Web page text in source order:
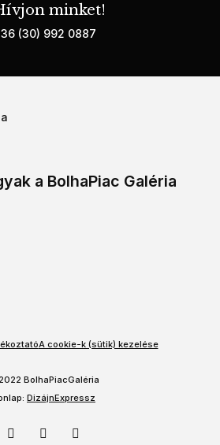
minket!
(30) 992 0887
a BolhaPiac Galéria
A cookie-k (sütik) kezelése
BolhaPiacGaléria
DizájnExpressz